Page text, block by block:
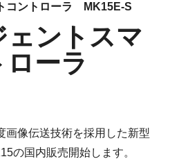
コントローラ MK15E-S
ントスマ
ローラ
画像伝送技術を採用した新型
の国内販売開始します。